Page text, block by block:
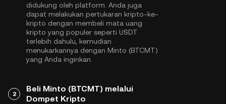
didukung oleh platform. Anda juga
dapat melakukan pertukaran kripto-ke-
kripto dengan membeli mata uang
kripto yang populer seperti USDT
terlebih dahulu, kemudian
menukarkannya dengan Minto (BTCMT)
yang Anda inginkan.
2
Beli Minto (BTCMT) melalui
Dompet Kripto